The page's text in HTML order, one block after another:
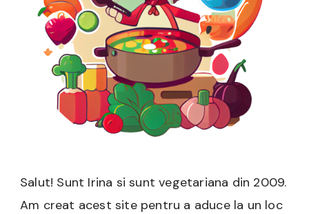
Salut! Sunt Irina si sunt vegetariana din 2009.
Am creat acest site pentru a aduce la un loc